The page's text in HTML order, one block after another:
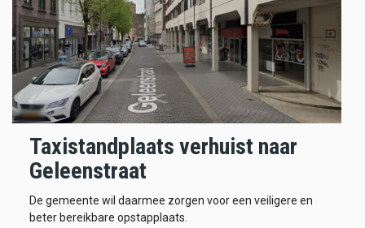
Taxistandplaats verhuist naar
Geleenstraat
De gemeente wil daarmee zorgen voor een veiligere en
beter bereikbare opstapplaats.